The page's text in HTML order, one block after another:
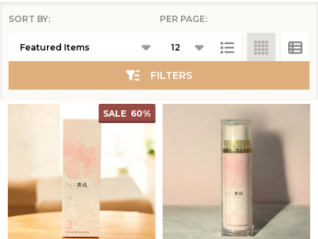
List
SORT BY: PER PAGE:
FILTERS
SALE 60%